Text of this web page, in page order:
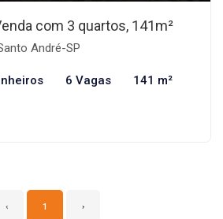
com 3 quartos, 141m²
André-SP
6 Vagas 141 m²
‹ 1 ›